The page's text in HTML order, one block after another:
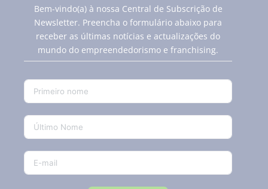
Bem-vindo(a) à nossa Central de Subscrição de
Newsletter. Preencha o formulário abaixo para
receber as últimas notícias e actualizações do
mundo do empreendedorismo e franchising.